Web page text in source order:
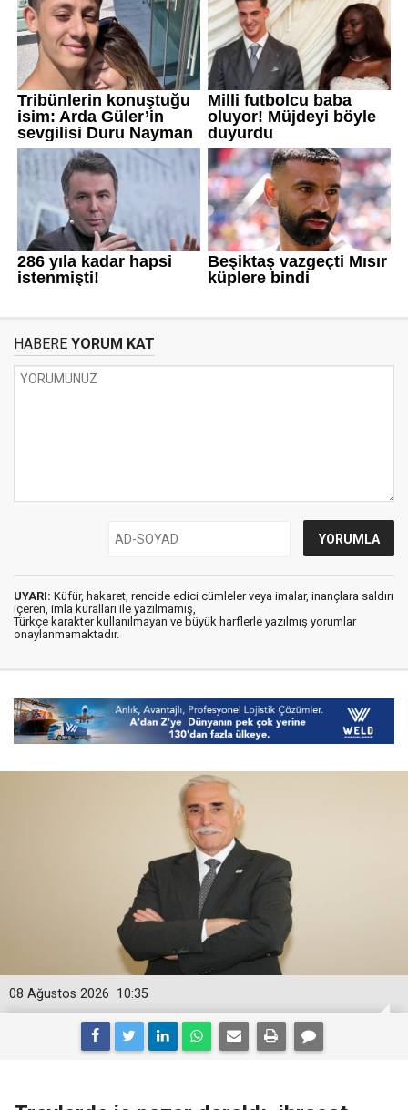
HABERE YORUM KAT
UYARI: Küfür, hakaret, rencide edici cümleler veya imalar, inançlara saldırı
içeren, imla kuralları ile yazılmamış,
Türkçe karakter kullanılmayan ve büyük harflerle yazılmış yorumlar
onaylanmamaktadır.
10:35
08 Ağustos 2026